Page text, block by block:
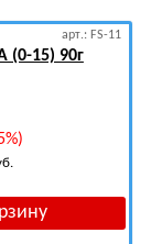
арт.: FS-11
(0-15) 90г